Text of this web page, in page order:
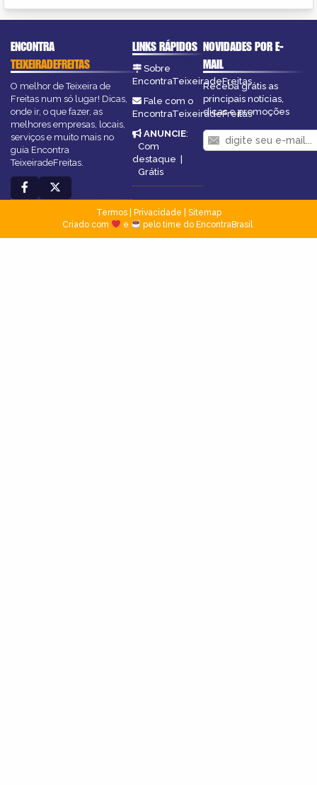
ENCONTRA
TEIXEIRADEFREITAS
O melhor de Teixeira de
Freitas num só lugar! Dicas,
onde ir, o que fazer, as
melhores empresas, locais,
serviços e muito mais no
guia Encontra
TeixeiradeFreitas.
LINKS RÁPIDOS
Sobre
EncontraTeixeiradeFreitas
Fale com o
EncontraTeixeiradeFreitas
ANUNCIE:
Com
destaque |
Grátis
NOVIDADES POR E-
MAIL
Receba grátis as
principais notícias,
dicas e promoções
Termos| Privacidade
Sitemap
Criado com
e pelo time do EncontraBrasil